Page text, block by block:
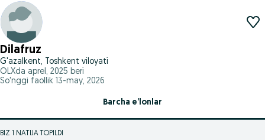
Dilafruz
G'azalkent, Toshkent viloyati
OLXda aprel, 2025 beri
So'nggi faollik 13-may, 2026
Barcha e’lonlar
BIZ 1 NATIJA TOPILDI